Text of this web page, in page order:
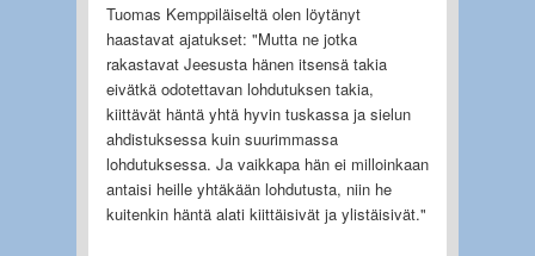
Tuomas Kemppiläiseltä olen löytänyt
haastavat ajatukset: "Mutta ne jotka
rakastavat Jeesusta hänen itsensä takia
eivätkä odotettavan lohdutuksen takia,
kiittävät häntä yhtä hyvin tuskassa ja sielun
ahdistuksessa kuin suurimmassa
lohdutuksessa. Ja vaikkapa hän ei milloinkaan
antaisi heille yhtäkään lohdutusta, niin he
kuitenkin häntä alati kiittäisivät ja ylistäisivät."